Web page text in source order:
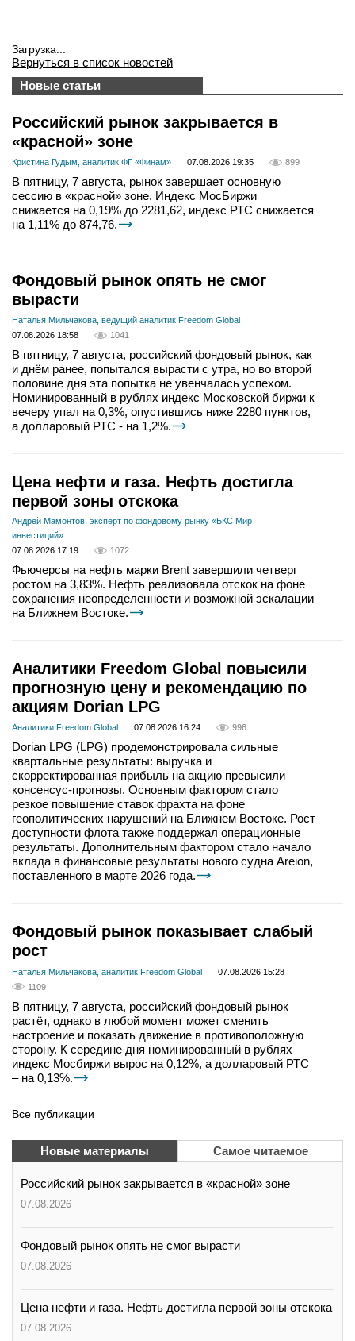
Загрузка...
Вернуться в список новостей
Новые статьи
Российский рынок закрывается в
«красной» зоне
Кристина Гудым, аналитик ФГ «Финам» 07.08.2026 19:35 899
В пятницу, 7 августа, рынок завершает основную
сессию в «красной» зоне. Индекс МосБиржи
снижается на 0,19% до 2281,62, индекс РТС снижается
на 1,11% до 874,76.
Фондовый рынок опять не смог
вырасти
Наталья Мильчакова, ведущий аналитик Freedom Global
07.08.2026 18:58
1041
В пятницу, 7 августа, российский фондовый рынок, как
и днём ранее, попытался вырасти с утра, но во второй
половине дня эта попытка не увенчалась успехом.
Номинированный в рублях индекс Московской биржи к
вечеру упал на 0,3%, опустившись ниже 2280 пунктов,
а долларовый РТС - на 1,2%.
Цена нефти и газа. Нефть достигла
первой зоны отскока
Андрей Мамонтов, эксперт по фондовому рынку «БКС Мир
инвестиций»
07.08.2026 17:19
1072
Фьючерсы на нефть марки Brent завершили четверг
ростом на 3,83%. Нефть реализовала отскок на фоне
сохранения неопределенности и возможной эскалации
на Ближнем Востоке.
Аналитики Freedom Global повысили
прогнозную цену и рекомендацию по
акциям Dorian LPG
Аналитики Freedom Global 07.08.2026 16:24 996
Dorian LPG (LPG) продемонстрировала сильные
квартальные результаты: выручка и
скорректированная прибыль на акцию превысили
консенсус-прогнозы. Основным фактором стало
резкое повышение ставок фрахта на фоне
геополитических нарушений на Ближнем Востоке. Рост
доступности флота также поддержал операционные
результаты. Дополнительным фактором стало начало
вклада в финансовые результаты нового судна Areion,
поставленного в марте 2026 года.
Фондовый рынок показывает слабый
рост
Наталья Мильчакова, аналитик Freedom Global
07.08.2026 15:28
1109
В пятницу, 7 августа, российский фондовый рынок
растёт, однако в любой момент может сменить
настроение и показать движение в противоположную
сторону. К середине дня номинированный в рублях
индекс Мосбиржи вырос на 0,12%, а долларовый РТС
– на 0,13%.
Все публикации
Новые материалы Самое читаемое
Российский рынок закрывается в «красной» зоне
07.08.2026
Фондовый рынок опять не смог вырасти
07.08.2026
Цена нефти и газа. Нефть достигла первой зоны отскока
07.08.2026